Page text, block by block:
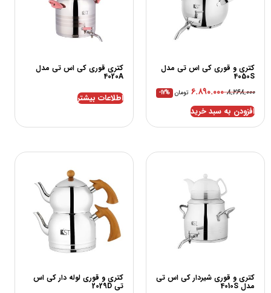
کتری و قوری کی اس تی مدل
4050S
۸.۲۶۸.۰۰۰ ۶.۸۹۰.۰۰۰ تومان -17%
افزودن به سبد خرید
کتری قوری کی اس تی مدل
4020A
اطلاعات بیشتر
کتری و قوری شیردار کی اس تی
مدل 4010S
کتری و قوری لوله دار کی اس
تی 2029D